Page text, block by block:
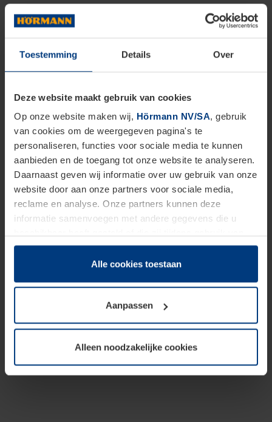
Toestemming Details Over
Deze website maakt gebruik van cookies
Op onze website maken wij, Hörmann NV/SA, gebruik
van cookies om de weergegeven pagina's te
personaliseren, functies voor sociale media te kunnen
aanbieden en de toegang tot onze website te analyseren.
Daarnaast geven wij informatie over uw gebruik van onze
website door aan onze partners voor sociale media,
reclame en analyse. Onze partners kunnen deze
informatie samenvoegen met andere gegevens die u
hun diensten hebben verzameld.
Juridisch hebben wij het recht om cookies op uw
van deze pagina's absoluut vereist is. Voor alle andere
soorten cookies is uw toestemming benodigd. Uw
toestemming kunt u op elk moment bij de uitleg van de
wijzigen of herroepen.
Alle cookies toestaan
Aanpassen
Alleen noodzakelijke cookies